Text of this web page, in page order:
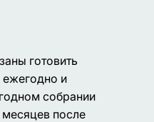
готовить
ежегодно и
собрании
после